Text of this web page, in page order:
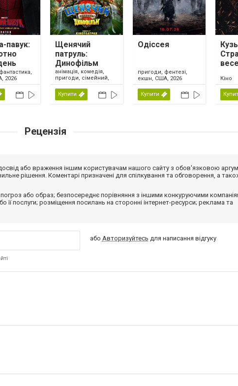
павук:
2026
Щенячий
патруль:
Динофільм
анімація, комедія,
пригоди, сімейний,
США, 2026
Купити
Одіссея
пригоди, фентезі,
екшн, США, 2026
Купити
Кіно
Рецензія
або враження іншим користувачам нашого сайту з обов'язковою
рішення. Коментарі призначені для спілкування та обговорення, а
або образ; безпосереднє порівняння з іншими конкуруючими
її послуги; розміщення посилань на сторонні інтернет-ресурси; реклама та
або Авторизуйтесь для написання відгуку